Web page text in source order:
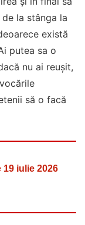
la stânga la
există
putea sa o
nu ai reușit,
să o facă
iulie 2026